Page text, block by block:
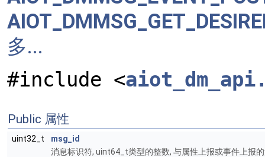
多...
#include <
Public 属性
uint32_t
msg_id
消息标识符, uint64_t类型的整数, 与属性上报或事件上报